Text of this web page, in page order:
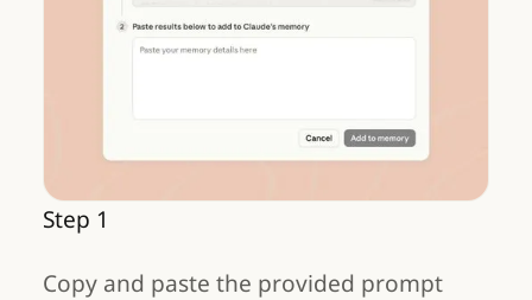
Step 1
Copy and paste the provided prompt